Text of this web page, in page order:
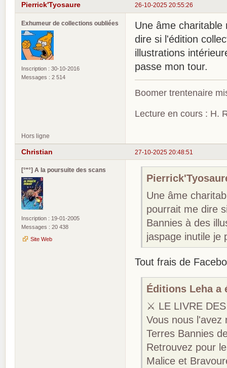
26-10-2025 20:55:26
Pierrick'Tyosaure
Exhumeur de collections oubliées
Inscription : 30-10-2016
Messages : 2 514
Une âme
dire si l'édition
illustrations
passe mon tour.
Boomer trentenaire
Lecture en cours : H.
Hors ligne
27-10-2025 20:48:51
Christian
[°*°] A la poursuite des scans
Inscription : 19-01-2005
Messages : 20 438
Site Web
Une âme
pourrait me dire
Bannies à des
jaspage inutile je
Tout frais de
Éditions Leha a
⚔ LE LIVRE
Vous nous l'avez
Terres Bannies
Retrouvez pour
Malice et